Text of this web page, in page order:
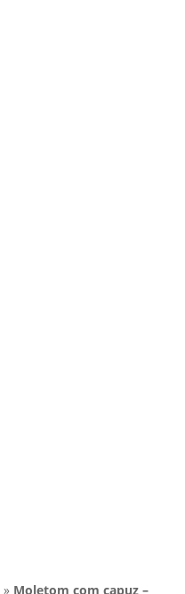
» Moletom com capuz –